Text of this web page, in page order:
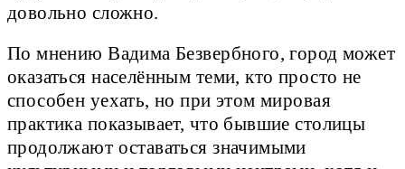
довольно сложно.
По мнению Вадима Безвербного, город может
оказаться населённым теми, кто просто не
способен уехать, но при этом мировая
практика показывает, что бывшие столицы
продолжают оставаться значимыми